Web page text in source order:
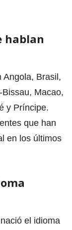
hablan
Angola, Brasil,
Macao,
y Príncipe.
que han
en los últimos
el idioma